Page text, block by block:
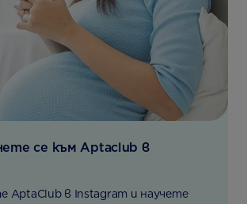
се към Aptaclub в
AptaClub в Instagram и научете